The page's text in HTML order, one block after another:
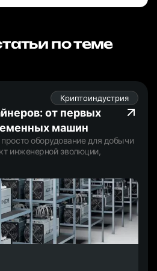
по теме
Криптоиндустрия
от первых
машин
оборудование для добычи
инженерной эволюции,